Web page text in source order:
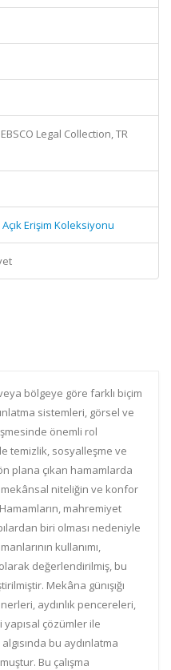
EBSCO Legal Collection, TR
Açık Erişim Koleksiyonu
bölgeye göre farklı biçim
sistemleri, görsel ve
önemli rol
temizlik, sosyalleşme ve
plana çıkan hamamlarda
mekânsal niteliğin ve konfor
mahremiyet
biri olması nedeniyle
kullanımı,
değerlendirilmiş, bu
Mekâna günışığı
aydınlık pencereleri,
yapısal çözümler ile
bu aydınlatma
Bu çalışma